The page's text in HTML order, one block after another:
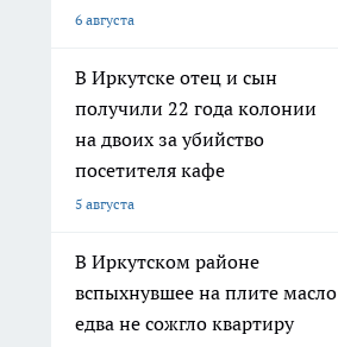
6 августа
В Иркутске отец и сын
получили 22 года колонии
на двоих за убийство
посетителя кафе
5 августа
В Иркутском районе
вспыхнувшее на плите масло
едва не сожгло квартиру